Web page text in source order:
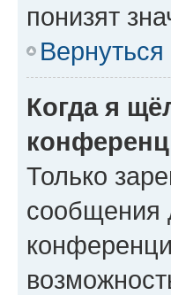
понизят
Когда я
Только
сообщения